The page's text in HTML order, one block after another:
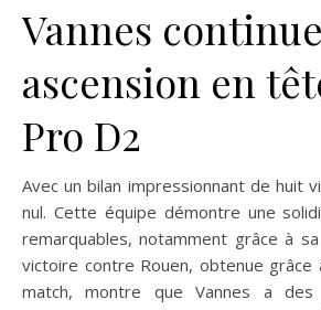
Vannes
ascension en
Pro D2
Avec un bilan impressionnant de huit
nul. Cette équipe démontre une
remarquables, notamment grâce à
victoire contre Rouen, obtenue grâce
match, montre que Vannes a